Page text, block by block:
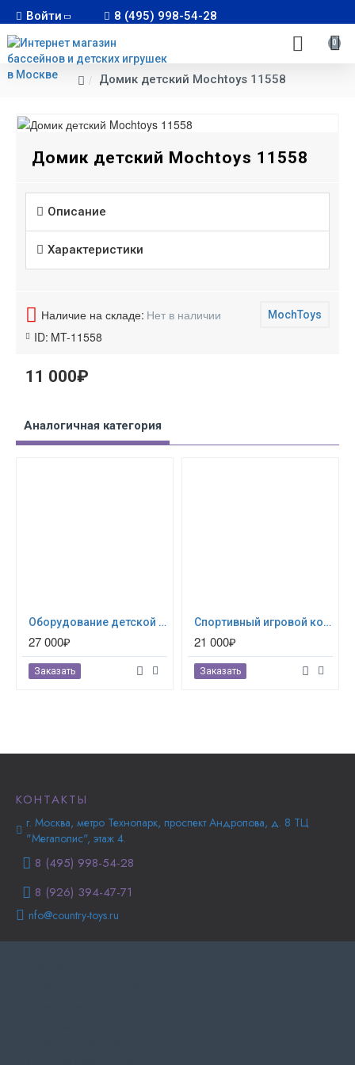
Войти 8 (495) 998-54-28
0
Домик детский Mochtoys 11558
Домик детский Mochtoys 11558
Описание
Характеристики
Наличие на складе: Нет в наличии
ID: MT-11558
MochToys
11 000₽
Аналогичная категория
Оборудование детской площадки. Качалка КНП-007
27 000₽
Заказать
Спортивный игровой комплекс. Турник Акробат
21 000₽
Заказать
КОНТАКТЫ
г. Москва, метро Технопарк, проспект Андропова, д. 8 ТЦ
"Мегаполис", этаж 4.
8 (495) 998-54-28
8 (926) 394-47-71
nfo@country-toys.ru